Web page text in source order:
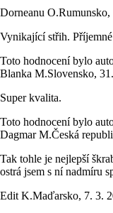
Dorneanu O.Rumunsko,
Vynikající střih.
Toto hodnocení bylo
Blanka M.Slovensko,
Super kvalita.
Toto hodnocení bylo
Dagmar M.Česká
Tak tohle je nejlepší
ostrá jsem s ní nadmíru
Edit K.Maďarsko, 7. 3.